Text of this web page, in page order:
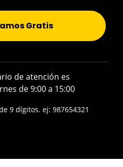
Gratis
de atención es
de 9:00 a 15:00
9 dígitos. ej: 987654321